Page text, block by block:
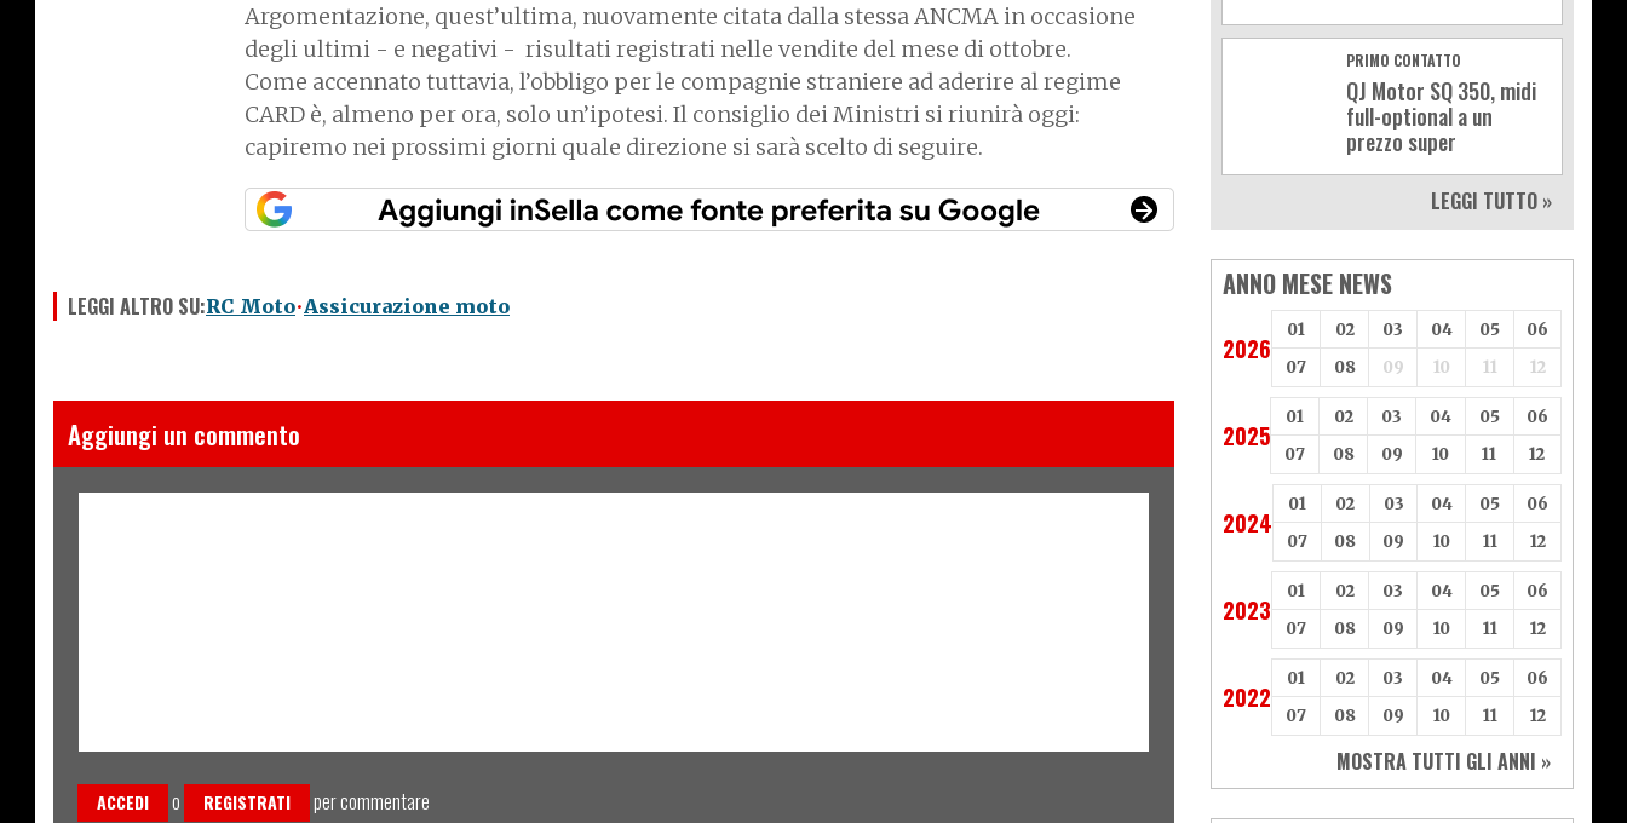
Argomentazione, quest’ultima, nuovamente citata dalla stessa ANCMA in occasione
degli ultimi - e negativi - risultati registrati nelle vendite del mese di ottobre.
Come accennato tuttavia, l’obbligo per le compagnie straniere ad aderire al regime
CARD è, almeno per ora, solo un’ipotesi. Il consiglio dei Ministri si riunirà oggi:
capiremo nei prossimi giorni quale direzione si sarà scelto di seguire.
LEGGI ALTRO SU:RC Moto Assicurazione moto
Aggiungi un commento
ACCEDI o REGISTRATI per commentare
PRIMO CONTATTO
QJ Motor SQ 350, midi
full-optional a un
prezzo super
LEGGI TUTTO »
ANNO MESE NEWS
2026
01 02 03 04 05
06
07
08 09 10 11 12
2025
01 02 03 04 05
06
07
08 09 10 11 12
2024
01 02 03 04 05
06
07
08 09 10 11 12
2023
01 02 03 04 05
06
07
08 09 10 11 12
2022
01 02 03 04 05
06
07
08 09 10 11 12
MOSTRA TUTTI GLI ANNI »